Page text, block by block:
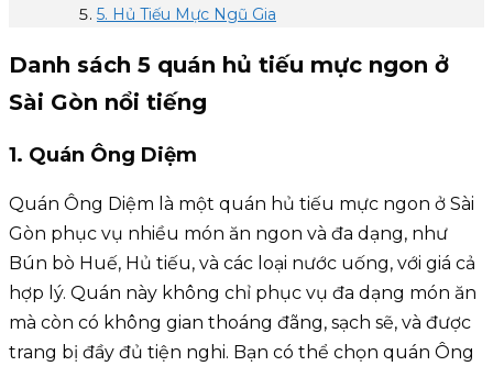
5. Hủ Tiếu Mực Ngũ Gia
Danh sách 5 quán hủ tiếu mực ngon ở
Sài Gòn nổi tiếng
1. Quán Ông Diệm
Quán Ông Diệm là một quán hủ tiếu mực ngon ở Sài
Gòn phục vụ nhiều món ăn ngon và đa dạng, như
Bún bò Huế, Hủ tiếu, và các loại nước uống, với giá cả
hợp lý. Quán này không chỉ phục vụ đa dạng món ăn
mà còn có không gian thoáng đãng, sạch sẽ, và được
trang bị đầy đủ tiện nghi. Bạn có thể chọn quán Ông